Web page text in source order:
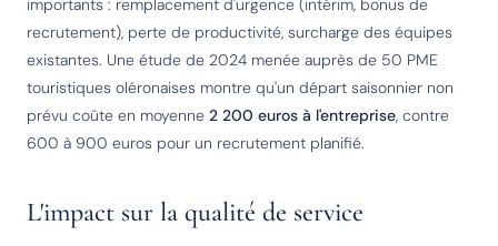
importants : remplacement d'urgence (intérim, bonus de
recrutement), perte de productivité, surcharge des équipes
existantes. Une étude de 2024 menée auprès de 50 PME
touristiques oléronaises montre qu'un départ saisonnier non
prévu coûte en moyenne 2 200 euros à l'entreprise, contre
600 à 900 euros pour un recrutement planifié.
L'impact sur la qualité de service